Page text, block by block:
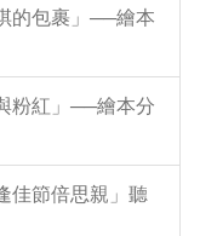
的包裹」──繪本
粉紅」──繪本分
佳節倍思親」聽